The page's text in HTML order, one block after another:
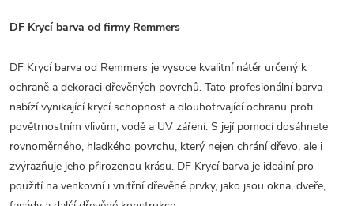
DF Krycí barva od firmy Remmers
DF Krycí barva od Remmers je vysoce kvalitní nátěr určený k
ochraně a dekoraci dřevěných povrchů. Tato profesionální barva
nabízí vynikající krycí schopnost a dlouhotrvající ochranu proti
povětrnostním vlivům, vodě a UV záření. S její pomocí dosáhnete
rovnoměrného, hladkého povrchu, který nejen chrání dřevo, ale i
zvýrazňuje jeho přirozenou krásu. DF Krycí barva je ideální pro
použití na venkovní i vnitřní dřevěné prvky, jako jsou okna, dveře,